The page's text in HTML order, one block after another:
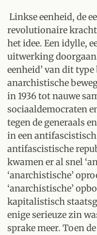
Linkse eenheid, de
revolutionaire
het idee. Een idylle,
uitwerking
eenheid’ van dit
anarchistische
in 1936 tot nauwe
sociaaldemocraten
tegen de generaals
in een
antifascistische
kwamen er al snel
‘anarchistische’
‘anarchistische’
kapitalistisch
enige serieuze zin
sprake meer. Toen